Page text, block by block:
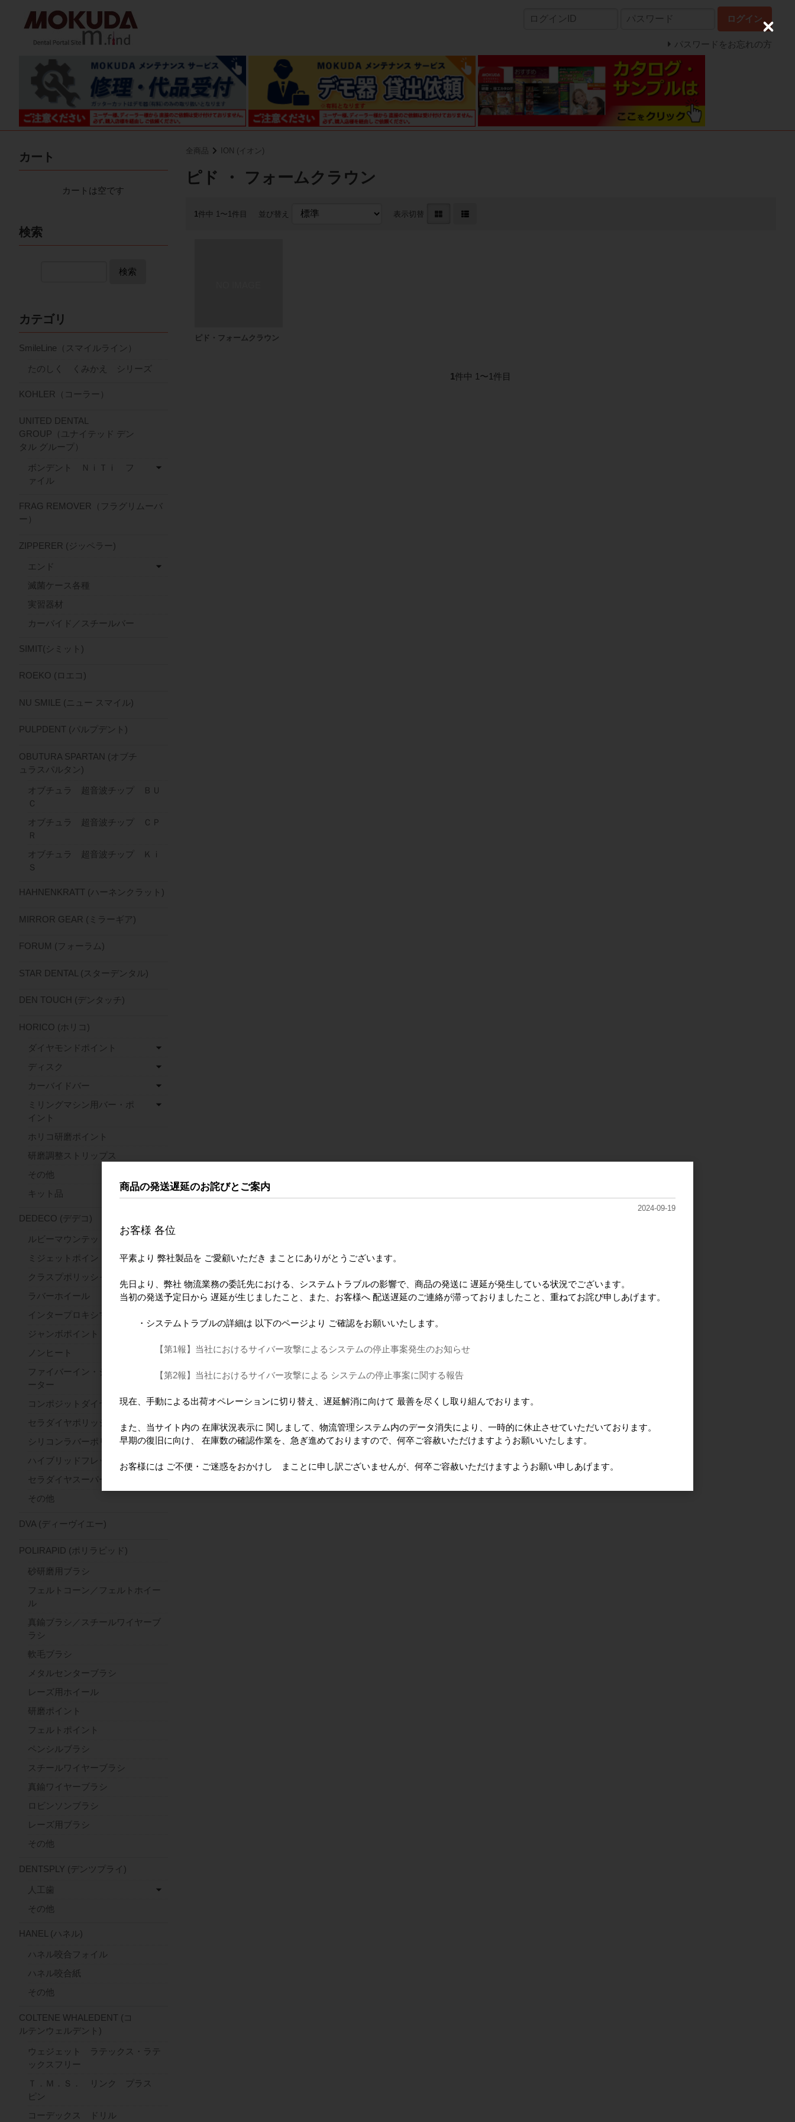
ログイン
パスワードをお忘れの方
全商品 ION (イオン)
ピド ・ フォームクラウン
1件中 1〜1件目 並び替え 表示切替
ピド・フォームクラウン
1件中 1〜1件目
カート
カートは空です
検索
検索
カテゴリ
SmileLine（スマイルライン）
たのしく くみかえ シリーズ
KOHLER（コーラー）
UNITED DENTAL
GROUP（ユナイテッド デン
タル グループ）
ボンデント ＮｉＴｉ フ
ァイル
FRAG REMOVER（フラグリムーバ
ー）
ZIPPERER (ジッペラー)
エンド
滅菌ケース各種
実習器材
カーバイド／スチールバー
SIMIT(シミット)
ROEKO (ロエコ)
NU SMILE (ニュー スマイル)
PULPDENT (パルプデント)
OBUTURA SPARTAN (オブチ
ュラスパルタン)
オブチュラ 超音波チップ ＢＵ
Ｃ
オブチュラ 超音波チップ ＣＰ
Ｒ
オブチュラ 超音波チップ Ｋｉ
Ｓ
HAHNENKRATT (ハーネンクラット)
MIRROR GEAR (ミラーギア)
FORUM (フォーラム)
STAR DENTAL (スターデンタル)
DEN TOUCH (デンタッチ)
HORICO (ホリコ)
ダイヤモンドポイント
ディスク
カーバイドバー
ミリングマシン用バー・ポ
イント
ホリコ研磨ポイント
研磨調整ストリップス
その他
キット品
DEDECO (デデコ)
ルビーマウンテッドポイント
ミジェットポイント
クラスプポリッシャー
ラバーホイール
インタープロキシマルホイール
ジャンボポイント
ノンヒート
ファイバーイン・ジルコンセパレ
ーター
コンポジットダイヤ
セラダイヤポリッシャー
シリコンラバーポリッシャー
ハイブリッドフレックス
セラダイヤスーパーファースト
その他
DVA (ディーヴイエー)
POLIRAPID (ポリラピッド)
砂研磨用ブラシ
フェルトコーン／フェルトホイー
ル
真鍮ブラシ／スチールワイヤーブ
ラシ
軟毛ブラシ
メタルセンターブラシ
レーズ用ホイール
研磨ポイント
フェルトポイント
ペンシルブラシ
スチールワイヤーブラシ
真鍮ワイヤーブラシ
ロビンソンブラシ
レーズ用ブラシ
その他
DENTSPLY (デンツプライ)
人工歯
その他
HANEL (ハネル)
ハネル咬合フォイル
ハネル咬合紙
その他
COLTENE WHALEDENT (コ
ルテンウェルデント)
ウェジェット ラテックス・ラテ
ックスフリー
Ｔ．Ｍ．Ｓ． リンク プラス
ピン
コーデックス ドリル
商品の発送遅延のお詫びとご案内
2024-09-19
お客様 各位
平素より 弊社製品を ご愛顧いただき まことにありがとうございます。
先日より、弊社 物流業務の委託先における、システムトラブルの影響で、商品の発送に 遅延が発生している状況でございます。
当初の発送予定日から 遅延が生じましたこと、また、お客様へ 配送遅延のご連絡が滞っておりましたこと、重ねてお詫び申しあげます。
・システムトラブルの詳細は 以下のページより ご確認をお願いいたします。
【第1報】当社におけるサイバー攻撃によるシステムの停止事案発生のお知らせ
【第2報】当社におけるサイバー攻撃による システムの停止事案に関する報告
現在、手動による出荷オペレーションに切り替え、遅延解消に向けて 最善を尽くし取り組んでおります。
また、当サイト内の 在庫状況表示に 関しまして、物流管理システム内のデータ消失により、一時的に休止させていただいております。
早期の復旧に向け、 在庫数の確認作業を、急ぎ進めておりますので、何卒ご容赦いただけますようお願いいたします。
お客様には ご不便・ご迷惑をおかけし まことに申し訳ございませんが、何卒ご容赦いただけますようお願い申しあげます。
C
l